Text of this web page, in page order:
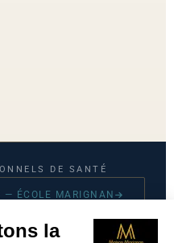
DE SANTÉ
— ÉCOLE MARIGNAN